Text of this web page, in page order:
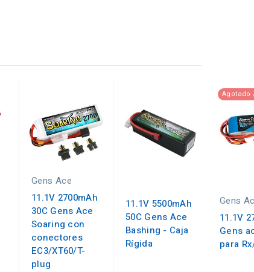
Gens Ace
11.1V 2700mAh
30C Gens Ace
Soaring con
conectores
EC3/XT60/T-
plug
11.1V 5500mAh
50C Gens Ace
Bashing - Caja
Rígida
Agotado
Gens
11.1V
Gens
para